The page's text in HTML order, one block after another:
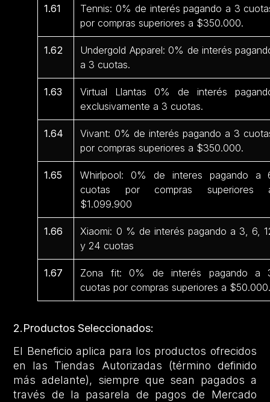
1.61
Tennis: 0% de interés pagando a 3
por compras superiores a $350.000.
1.62
Undergold Apparel: 0% de interés
a 3 cuotas.
1.63
Virtual Llantas 0% de interés
exclusivamente a 3 cuotas.
1.64
Vivant: 0% de interés pagando a 3
por compras superiores a $350.000.
1.65
Whirlpool: 0% de interes pagando a
cuotas por compras superiores
$1.099.900
1.66
Xiaomi: 0 % de interés pagando a 3, 6,
y 24 cuotas
1.67
Zona fit: 0% de interés pagando a
cuotas por compras superiores a
2.Productos Seleccionados:
El Beneficio aplica para los productos ofrecidos
en las Tiendas Autorizadas (término definido
más adelante), siempre que sean pagados a
través de la pasarela de pagos de Mercado